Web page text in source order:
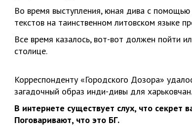
Во время выступления, юная дива с
текстов на таинственном литовском языке
Все время казалось, вот-вот должен пойти
столице.
Корреспонденту «Городского Дозора»
загадочный образ инди-дивы для харьковчан.
В интернете существует слух, что секрет
Поговаривают, что это БГ.